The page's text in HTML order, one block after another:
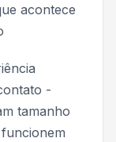
acontece
-
tamanho